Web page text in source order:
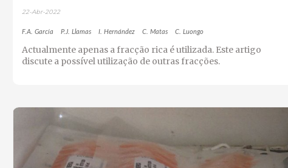
22-Abr-2022
F.A. García P.J. Llamas I. Hernández C. Matas C. Luongo
Actualmente apenas a fracção rica é utilizada. Este artigo
discute a possível utilização de outras fracções.